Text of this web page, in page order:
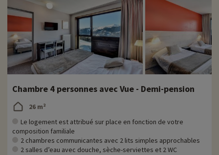
Chambre 4 personnes avec Vue - Demi-pension
26 m²
Le logement est attribué sur place en fonction de votre
composition familiale
2 chambres communicantes avec 2 lits simples approchables
2 salles d’eau avec douche, sèche-serviettes et 2 WC